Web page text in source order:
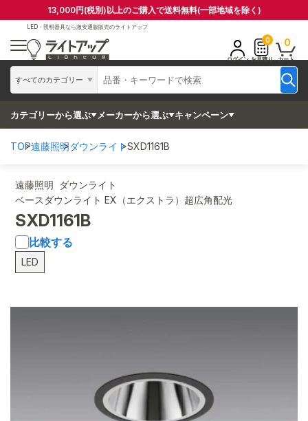
13,000円(税別)以上のご購入で送料無料(一部地域を除く)
LED・照明器具なら激安通販販売のライトアップ
すべてのカテゴリー
ログイン
0
お見積り
0
カート
カテゴリーから選ぶ メーカーから選ぶ キャンペーン
TOP遠藤照明ダウンライトSXD1161B
遠藤照明 ダウンライト
ベースダウンライト EX（エクストラ）超広角配光
SXD1161B
比較する
LED